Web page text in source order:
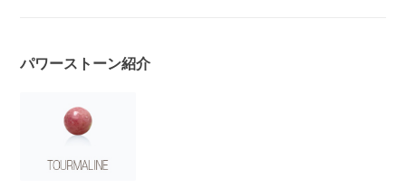
パワーストーン紹介